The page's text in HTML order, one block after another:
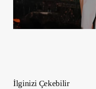
İlginizi Çekebilir